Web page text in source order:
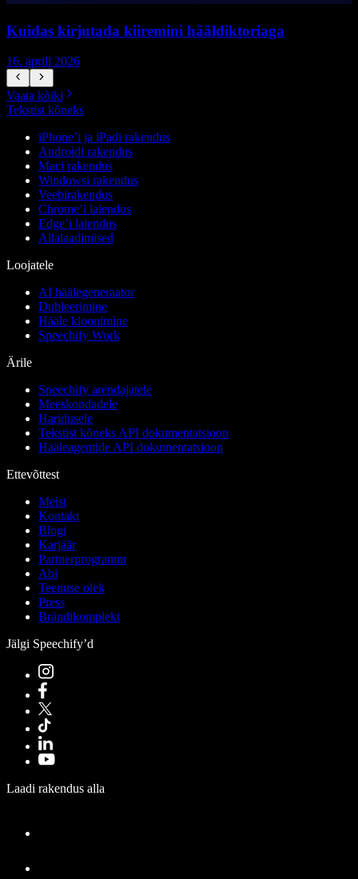
Kuidas kirjutada kiiremini hääldiktoriaga
16. aprill 2026
Vaata kõiki
Tekstist kõneks
iPhone’i ja iPadi rakendus
Androidi rakendus
Maci rakendus
Windowsi rakendus
Veebirakendus
Chrome’i laiendus
Edge’i laiendus
Allalaadimised
Loojatele
AI häälegeneraator
Dubleerimine
Hääle kloonimine
Speechify Work
Ärile
Speechify arendajatele
Meeskondadele
Haridusele
Tekstist kõneks API dokumentatsioon
Hääleagentide API dokumentatsioon
Ettevõttest
Meist
Kontakt
Blogi
Karjäär
Partnerprogramm
Abi
Teenuse olek
Press
Brändikomplekt
Jälgi Speechify’d
Laadi rakendus alla